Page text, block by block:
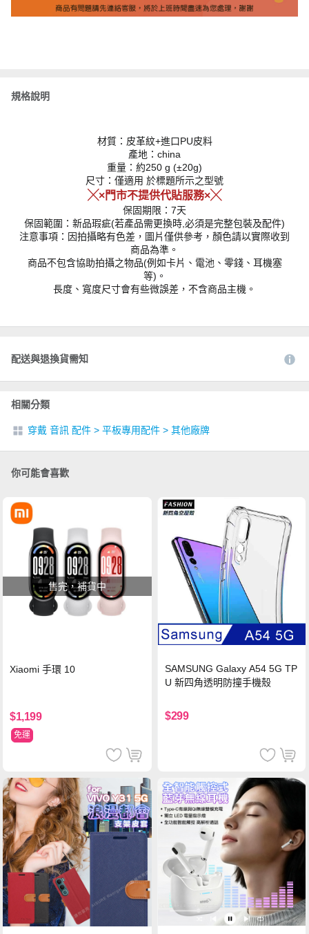
規格說明
材質：皮革紋+進口PU皮料
產地：china
重量：約250 g (±20g)
尺寸：僅適用 於標題所示之型號
╳×門市不提供代貼服務×╳
保固期限：7天
保固範圍：新品瑕疵(若產品需更換時,必須是完整包裝及配件)
注意事項：因拍攝略有色差，圖片僅供參考，顏色請以實際收到
商品為準。
商品不包含協助拍攝之物品(例如卡片、電池、零錢、耳機塞
等)。
長度、寬度尺寸會有些微誤差，不含商品主機。
配送與退換貨需知
相關分類
穿戴 音訊 配件 > 平板專用配件 > 其他廠牌
你可能會喜歡
售完，補貨中
Xiaomi 手環 10
$1,199
免運
SAMSUNG Galaxy A54 5G TP
U 新四角透明防撞手機殼
$299